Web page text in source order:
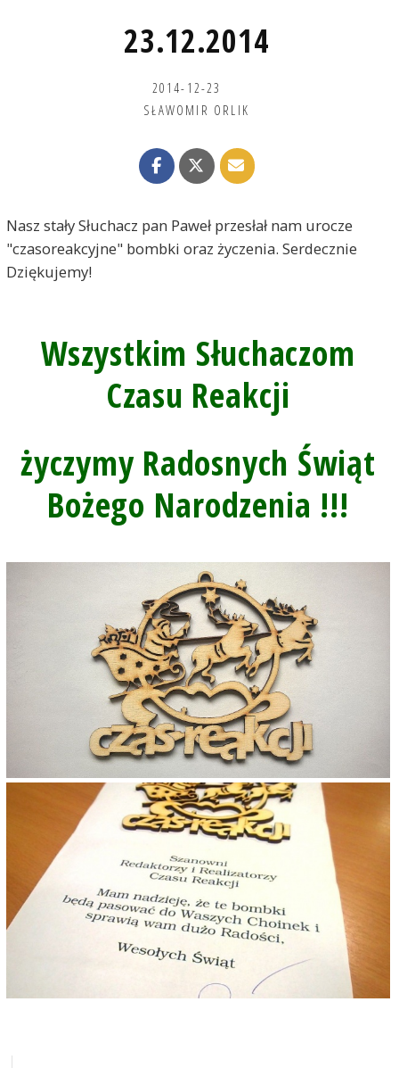
23.12.2014
2014-12-23
SŁAWOMIR ORLIK
Nasz stały Słuchacz pan Paweł przesłał nam urocze
"czasoreakcyjne" bombki oraz życzenia. Serdecznie
Dziękujemy!
Wszystkim Słuchaczom
Czasu Reakcji
życzymy Radosnych Świąt
Bożego Narodzenia !!!